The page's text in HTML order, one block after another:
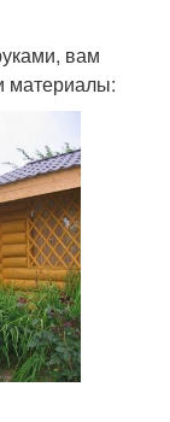
вам
материалы: